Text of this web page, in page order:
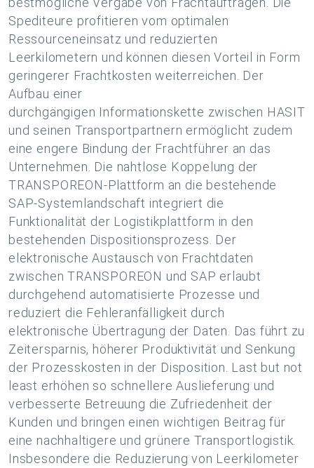
Spediteure profitieren vom optimalen
Ressourceneinsatz und reduzierten
Leerkilometern und können diesen Vorteil in Form
geringerer Frachtkosten weiterreichen. Der
Aufbau einer
durchgängigen Informationskette zwischen HASIT
und seinen Transportpartnern ermöglicht zudem
eine engere Bindung der Frachtführer an das
Unternehmen. Die nahtlose Koppelung der
TRANSPOREON-Plattform an die bestehende
SAP-Systemlandschaft integriert die
Funktionalität der Logistikplattform in den
bestehenden Dispositionsprozess. Der
elektronische Austausch von Frachtdaten
zwischen TRANSPOREON und SAP erlaubt
durchgehend automatisierte Prozesse und
reduziert die Fehleranfälligkeit durch
elektronische Übertragung der Daten. Das führt zu
Zeitersparnis, höherer Produktivität und Senkung
der Prozesskosten in der Disposition. Last but not
least erhöhen so schnellere Auslieferung und
verbesserte Betreuung die Zufriedenheit der
Kunden und bringen einen wichtigen Beitrag für
eine nachhaltigere und grünere Transportlogistik.
Insbesondere die Reduzierung von Leerkilometer